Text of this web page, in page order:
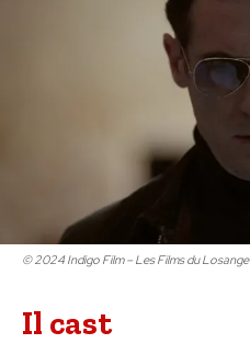
© 2024 Indigo Film – Les Films du Losange
Il cast